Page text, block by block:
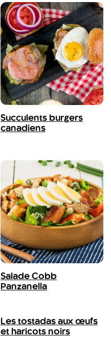
Succulents burgers
canadiens
Salade Cobb
Panzanella
Les tostadas aux œufs
et haricots noirs